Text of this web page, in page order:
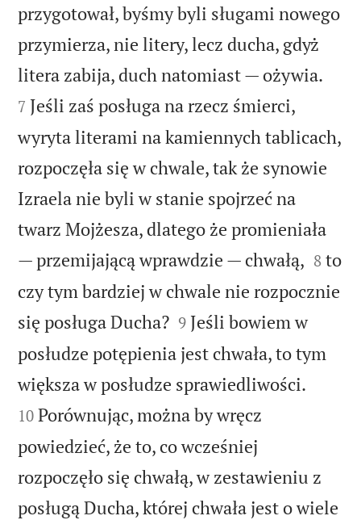
przygotował, byśmy byli sługami nowego
przymierza, nie litery, lecz ducha, gdyż
litera zabija, duch natomiast — ożywia.
7 Jeśli zaś posługa na rzecz śmierci,
wyryta literami na kamiennych tablicach,
rozpoczęła się w chwale, tak że synowie
Izraela nie byli w stanie spojrzeć na
twarz Mojżesza, dlatego że promieniała
— przemijającą wprawdzie — chwałą, 

8 to
czy tym bardziej w chwale nie rozpocznie
się posługa Ducha?
9 Jeśli bowiem w
posłudze potępienia jest chwała, to tym
większa w posłudze sprawiedliwości.
10 Porównując, można by wręcz
powiedzieć, że to, co wcześniej
rozpoczęło się chwałą, w zestawieniu z
posługą Ducha, której chwała jest o wiele